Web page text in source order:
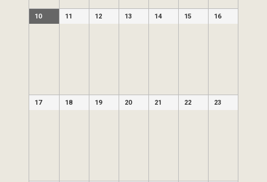
10 11 12 13 14 15 16
17 18 19 20 21 22 23